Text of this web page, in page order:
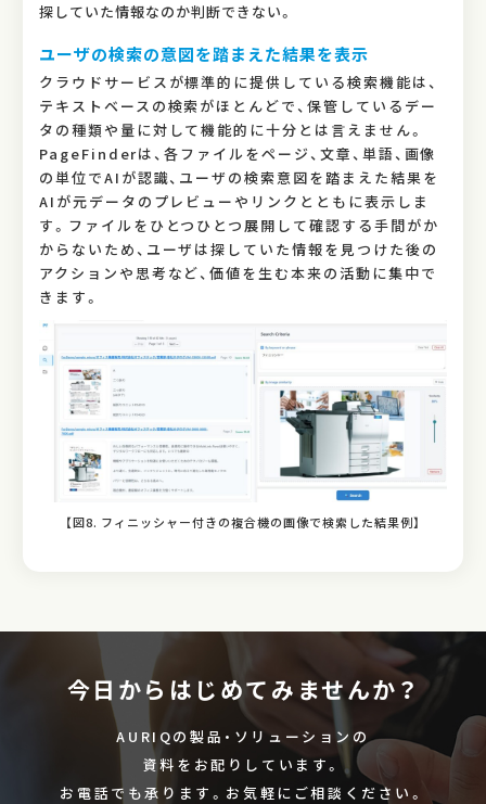
探していた情報なのか判断できない。
ユーザの検索の意図を踏まえた結果を表示
クラウドサービスが標準的に提供している検索機能は、
テキストベースの検索がほとんどで、保管しているデー
タの種類や量に対して機能的に十分とは言えません。
PageFinderは、各ファイルをページ、文章、単語、画像
の単位でAIが認識、ユーザの検索意図を踏まえた結果を
AIが元データのプレビューやリンクとともに表示しま
す。ファイルをひとつひとつ展開して確認する手間がか
からないため、ユーザは探していた情報を見つけた後の
アクションや思考など、価値を生む本来の活動に集中で
きます。
【図8. フィニッシャー付きの複合機の画像で検索した結果例】
今日からはじめてみませんか？
AURIQの製品・ソリューションの
資料をお配りしています。
お電話でも承ります。お気軽にご相談ください。